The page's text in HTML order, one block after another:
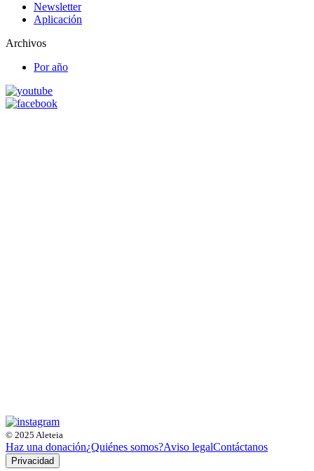
Newsletter
Aplicación
Archivos
Por año
© 2025 Aleteia
Haz una donación¿Quiénes somos?Aviso legalContáctanos
Privacidad